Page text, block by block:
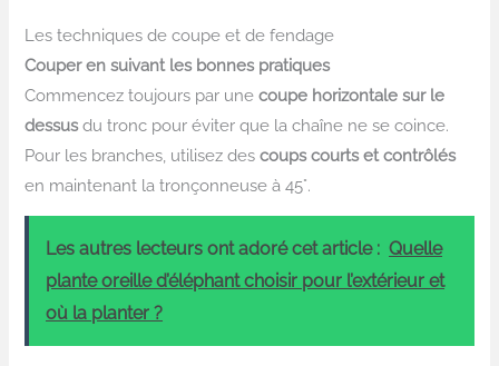
Les techniques de coupe et de fendage
Couper en suivant les bonnes pratiques
Commencez toujours par unecoupe horizontale sur le
dessusdu tronc pour éviter que la chaîne ne se coince.
Pour les branches, utilisez descoups courts et contrôlés
en maintenant la tronçonneuse à 45°.
Les autres lecteurs ont adoré cet article : Quelle
plante oreille d’éléphant choisir pour l’extérieur et
où la planter ?